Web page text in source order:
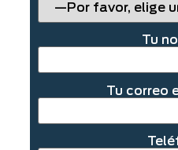
Tu
Tu correo